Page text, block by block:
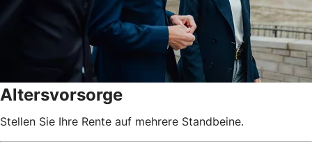
Altersvorsorge
Stellen Sie Ihre Rente auf mehrere Standbeine.